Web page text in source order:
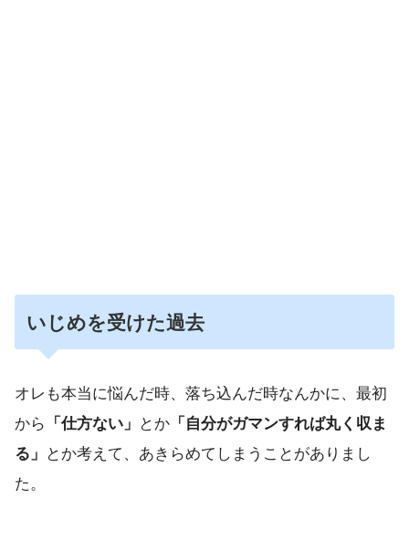
いじめを受けた過去
オレも本当に悩んだ時、落ち込んだ時なんかに、最初
から 「仕方ない」 とか 「自分がガマンすれば丸く収ま
る」 とか考えて、あきらめてしまうことがありまし
た。